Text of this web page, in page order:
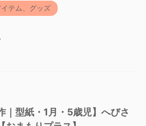
テム、グッズ
｜型紙・1月・5歳児】へびさ